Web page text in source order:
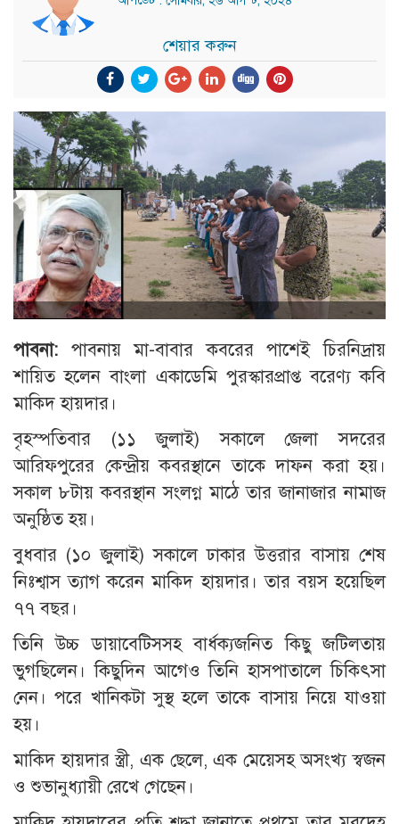
শেয়ার করুন
পাবনা: পাবনায় মা-বাবার কবরের পাশেই চিরনিদ্রায়
শায়িত হলেন বাংলা একাডেমি পুরস্কারপ্রাপ্ত বরেণ্য কবি
মাকিদ হায়দার।
বৃহস্পতিবার (১১ জুলাই) সকালে জেলা সদরের
আরিফপুরের কেন্দ্রীয় কবরস্থানে তাকে দাফন করা হয়।
সকাল ৮টায় কবরস্থান সংলগ্ন মাঠে তার জানাজার নামাজ
অনুষ্ঠিত হয়।
বুধবার (১০ জুলাই) সকালে ঢাকার উত্তরার বাসায় শেষ
নিঃশ্বাস ত্যাগ করেন মাকিদ হায়দার। তার বয়স হয়েছিল
৭৭ বছর।
তিনি উচ্চ ডায়াবেটিসসহ বার্ধক্যজনিত কিছু জটিলতায়
ভুগছিলেন। কিছুদিন আগেও তিনি হাসপাতালে চিকিৎসা
নেন। পরে খানিকটা সুস্থ হলে তাকে বাসায় নিয়ে যাওয়া
হয়।
মাকিদ হায়দার স্ত্রী, এক ছেলে, এক মেয়েসহ অসংখ্য স্বজন
ও শুভানুধ্যায়ী রেখে গেছেন।